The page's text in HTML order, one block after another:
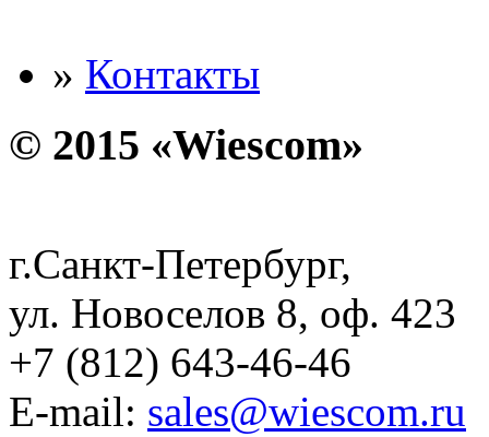
» Контакты
© 2015 «Wiescom»
г.Санкт-Петербург,
ул. Новоселов 8, оф. 423
+7 (812) 643-46-46
E-mail: sales@wiescom.ru